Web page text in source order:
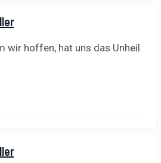
wir hoffen, hat uns das Unheil